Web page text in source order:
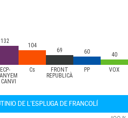
ECP-
CANVI
Cs
FRONT
REPUBLICÀ
PP VOX
132
104
69 60 40
DE L'ESPLUGA DE FRANCOLÍ